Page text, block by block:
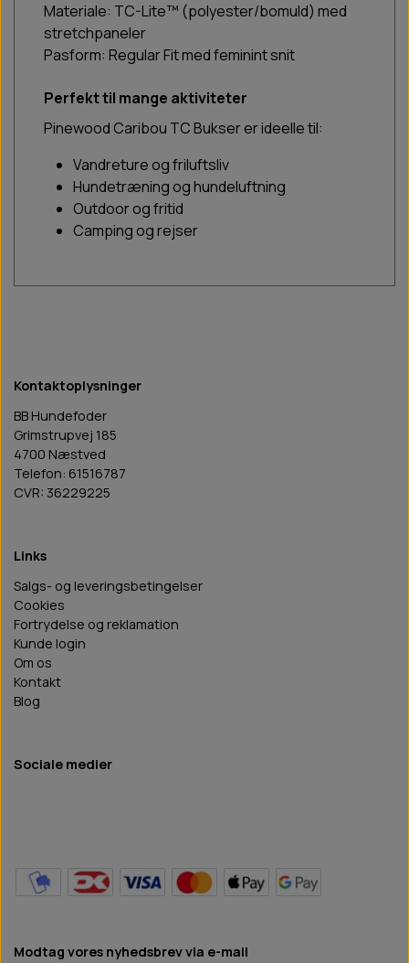
Materiale: TC-Lite™ (polyester/bomuld) med
stretchpaneler
Pasform: Regular Fit med feminint snit
Perfekt til mange aktiviteter
Pinewood Caribou TC Bukser er ideelle til:
Vandreture og friluftsliv
Hundetræning og hundeluftning
Outdoor og fritid
Camping og rejser
Kontaktoplysninger
BB Hundefoder
Grimstrupvej 185
4700 Næstved
Telefon: 61516787
CVR: 36229225
Links
Salgs- og leveringsbetingelser
Cookies
Fortrydelse og reklamation
Kunde login
Om os
Kontakt
Blog
Sociale medier
Modtag vores nyhedsbrev via e-mail